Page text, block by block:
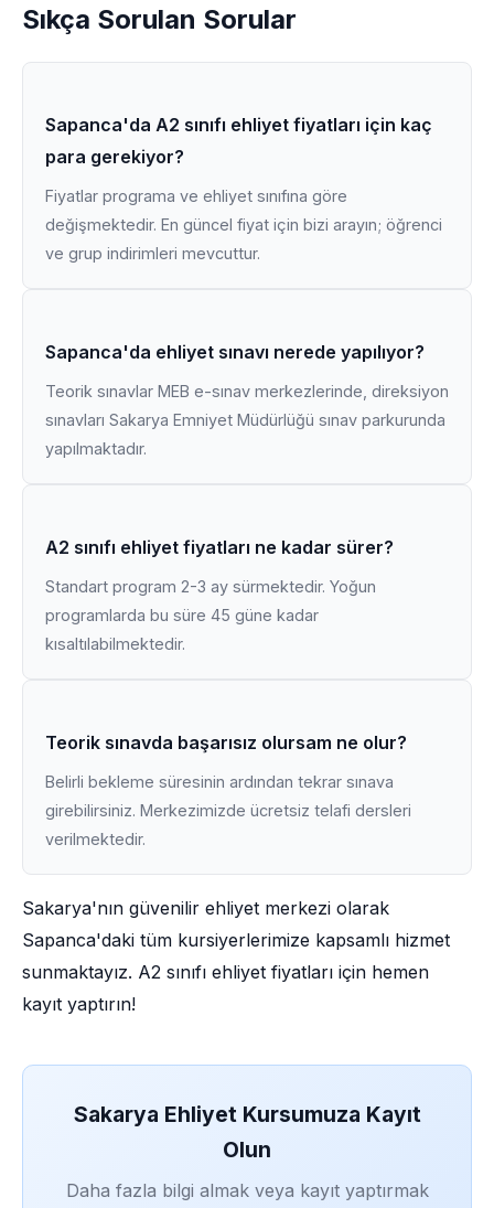
Sıkça Sorulan Sorular
Sapanca'da A2 sınıfı ehliyet fiyatları için kaç
para gerekiyor?
Fiyatlar programa ve ehliyet sınıfına göre
değişmektedir. En güncel fiyat için bizi arayın; öğrenci
ve grup indirimleri mevcuttur.
Sapanca'da ehliyet sınavı nerede yapılıyor?
Teorik sınavlar MEB e-sınav merkezlerinde, direksiyon
sınavları Sakarya Emniyet Müdürlüğü sınav parkurunda
yapılmaktadır.
A2 sınıfı ehliyet fiyatları ne kadar sürer?
Standart program 2-3 ay sürmektedir. Yoğun
programlarda bu süre 45 güne kadar
kısaltılabilmektedir.
Teorik sınavda başarısız olursam ne olur?
Belirli bekleme süresinin ardından tekrar sınava
girebilirsiniz. Merkezimizde ücretsiz telafi dersleri
verilmektedir.
Sakarya'nın güvenilir ehliyet merkezi olarak
Sapanca'daki tüm kursiyerlerimize kapsamlı hizmet
sunmaktayız. A2 sınıfı ehliyet fiyatları için hemen
kayıt yaptırın!
Sakarya Ehliyet Kursumuza Kayıt
Olun
Daha fazla bilgi almak veya kayıt yaptırmak